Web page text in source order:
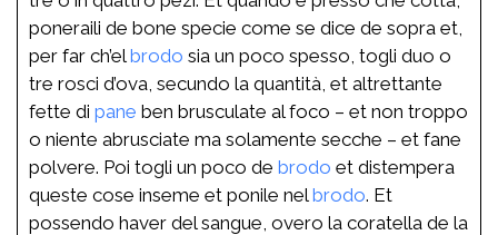
poneraili de bone specie come se dice de sopra et,
per far ch’elbrodo sia un poco spesso, togli duo o
tre rosci d’ova, secundo la quantità, et altrettante
fette di pane ben brusculate al foco – et non troppo
o niente abrusciate ma solamente secche – et fane
polvere. Poi togli un poco de brodo et distempera
queste cose inseme et ponile nelbrodo. Et
possendo haver del sangue, overo la coratella de la